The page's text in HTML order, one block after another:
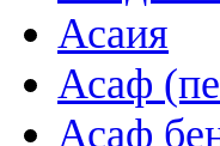
Асаия
Асаф
Асаф